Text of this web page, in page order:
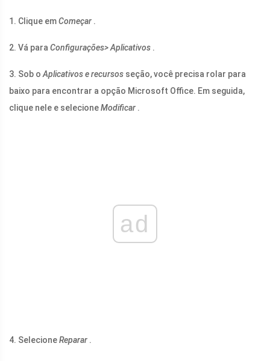
1. Clique emComeçar .
2. Vá para Configurações> Aplicativos .
3. Sob o Aplicativos e recursos seção, você precisa rolar para
baixo para encontrar a opção Microsoft Office. Em seguida,
clique nele e selecioneModificar .
ad
4. SelecioneReparar .